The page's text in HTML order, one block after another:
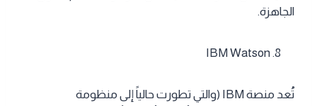
الجاهزة.
IBM Watson
تُعد منصة IBM (والتي تطورت حالياً إلى منظومة